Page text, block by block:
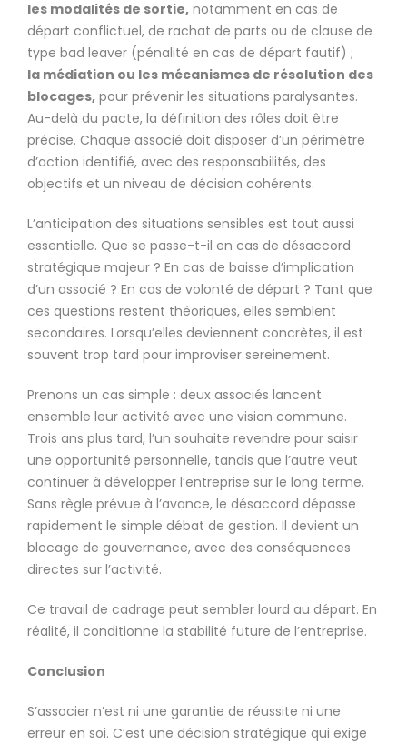
les modalités de sortie, notamment en cas de
départ conflictuel, de rachat de parts ou de clause de
type bad leaver (pénalité en cas de départ fautif) ;
la médiation ou les mécanismes de résolution des
blocages, pour prévenir les situations paralysantes.
Au-delà du pacte, la définition des rôles doit être
précise. Chaque associé doit disposer d’un périmètre
d’action identifié, avec des responsabilités, des
objectifs et un niveau de décision cohérents.
L’anticipation des situations sensibles est tout aussi
essentielle. Que se passe-t-il en cas de désaccord
stratégique majeur ? En cas de baisse d’implication
d’un associé ? En cas de volonté de départ ? Tant que
ces questions restent théoriques, elles semblent
secondaires. Lorsqu’elles deviennent concrètes, il est
souvent trop tard pour improviser sereinement.
Prenons un cas simple : deux associés lancent
ensemble leur activité avec une vision commune.
Trois ans plus tard, l’un souhaite revendre pour saisir
une opportunité personnelle, tandis que l’autre veut
continuer à développer l’entreprise sur le long terme.
Sans règle prévue à l’avance, le désaccord dépasse
rapidement le simple débat de gestion. Il devient un
blocage de gouvernance, avec des conséquences
directes sur l’activité.
Ce travail de cadrage peut sembler lourd au départ. En
réalité, il conditionne la stabilité future de l’entreprise.
Conclusion
S’associer n’est ni une garantie de réussite ni une
erreur en soi. C’est une décision stratégique qui exige